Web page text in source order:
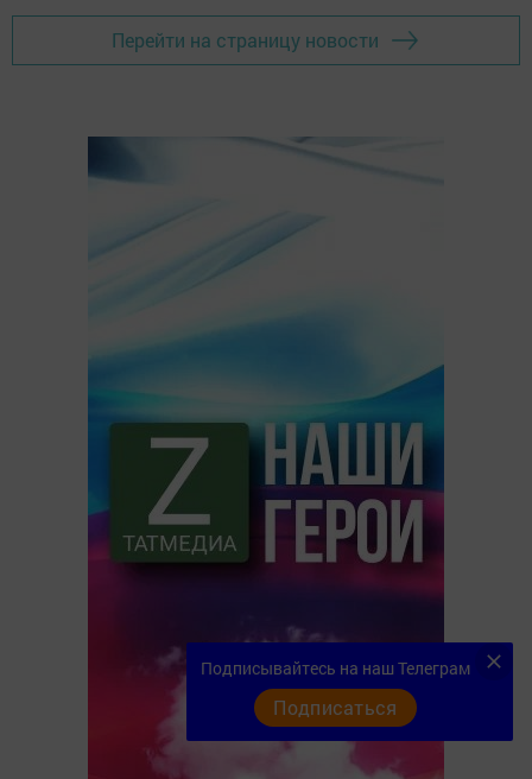
Перейти на страницу новости
Подписывайтесь на наш Телеграм
Подписаться